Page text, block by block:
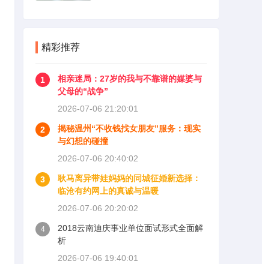
精彩推荐
1
相亲迷局：27岁的我与不靠谱的媒婆与
父母的“战争”
2026-07-06 21:20:01
2
揭秘温州“不收钱找女朋友”服务：现实
与幻想的碰撞
2026-07-06 20:40:02
3
耿马离异带娃妈妈的同城征婚新选择：
临沧有约网上的真诚与温暖
2026-07-06 20:20:02
4
2018云南迪庆事业单位面试形式全面解
析
2026-07-06 19:40:01